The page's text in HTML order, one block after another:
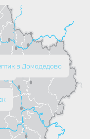
в Домодедово